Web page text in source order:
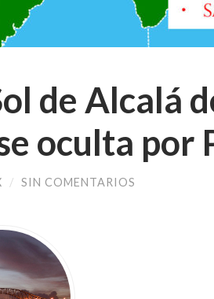
de Alcalá
oculta por
/ SIN COMENTARIOS